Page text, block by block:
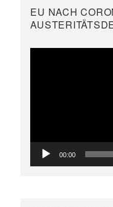
EU NACH
00:00